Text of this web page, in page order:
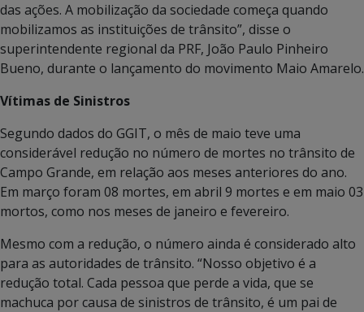
das ações. A mobilização da sociedade começa quando
mobilizamos as instituições de trânsito”, disse o
superintendente regional da PRF, João Paulo Pinheiro
Bueno, durante o lançamento do movimento Maio Amarelo.
Vítimas de Sinistros
Segundo dados do GGIT, o mês de maio teve uma
considerável redução no número de mortes no trânsito de
Campo Grande, em relação aos meses anteriores do ano.
Em março foram 08 mortes, em abril 9 mortes e em maio 03
mortos, como nos meses de janeiro e fevereiro.
Mesmo com a redução, o número ainda é considerado alto
para as autoridades de trânsito. “Nosso objetivo é a
redução total. Cada pessoa que perde a vida, que se
machuca por causa de sinistros de trânsito, é um pai de